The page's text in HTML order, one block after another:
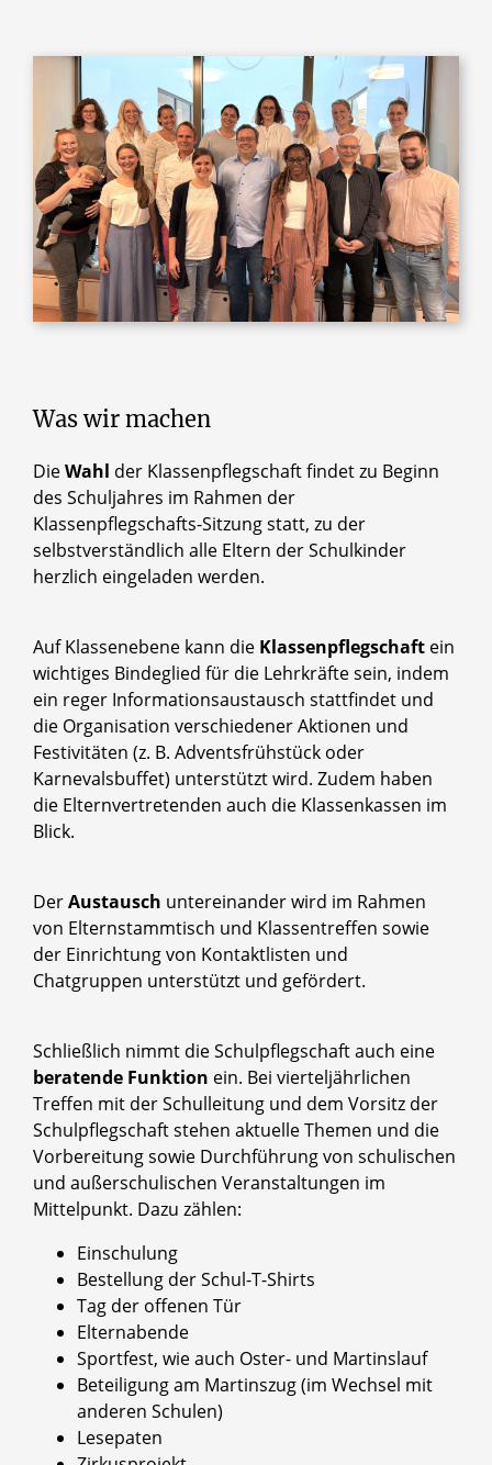
Was wir machen
DieWahl der Klassenpflegschaft findet zu Beginn
des Schuljahres im Rahmen der
Klassenpflegschafts-Sitzung statt, zu der
selbstverständlich alle Eltern der Schulkinder
herzlich eingeladen werden.
Auf Klassenebene kann die Klassenpflegschaft ein
wichtiges Bindeglied für die Lehrkräfte sein, indem
ein reger Informationsaustausch stattfindet und
die Organisation verschiedener Aktionen und
Festivitäten (z. B. Adventsfrühstück oder
Karnevalsbuffet) unterstützt wird. Zudem haben
die Elternvertretenden auch die Klassenkassen im
Blick.
DerAustausch untereinander wird im Rahmen
von Elternstammtisch und Klassentreffen sowie
der Einrichtung von Kontaktlisten und
Chatgruppen unterstützt und gefördert.
Schließlich nimmt die Schulpflegschaft auch eine
beratende Funktion ein. Bei vierteljährlichen
Treffen mit der Schulleitung und dem Vorsitz der
Schulpflegschaft stehen aktuelle Themen und die
Vorbereitung sowie Durchführung von schulischen
und außerschulischen Veranstaltungen im
Mittelpunkt. Dazu zählen:
Einschulung
Bestellung der Schul-T-Shirts
Tag der offenen Tür
Elternabende
Sportfest, wie auch Oster- und Martinslauf
Beteiligung am Martinszug (im Wechsel mit
anderen Schulen)
Lesepaten